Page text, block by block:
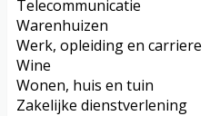
Telecommunicatie
Warenhuizen
Werk, opleiding en carriere
Wine
Wonen, huis en tuin
Zakelijke dienstverlening